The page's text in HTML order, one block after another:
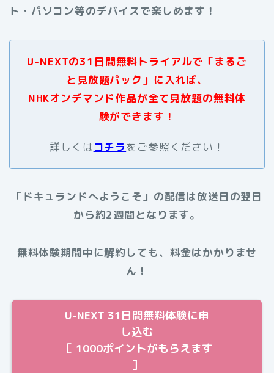
ト・パソコン等のデバイスで楽しめます！
U-NEXTの31日間無料トライアルで「まるご
と見放題パック」に入れば、
NHKオンデマンド作品が全て見放題の無料体
験ができます！
詳しくはコチラをご参照ください！
「ドキュランドへようこそ」の配信は放送日の翌日
から約2週間となります。
無料体験期間中に解約しても、料金はかかりませ
ん！
U-NEXT 31日間無料体験に申
し込む
［ 1000ポイントがもらえます
］